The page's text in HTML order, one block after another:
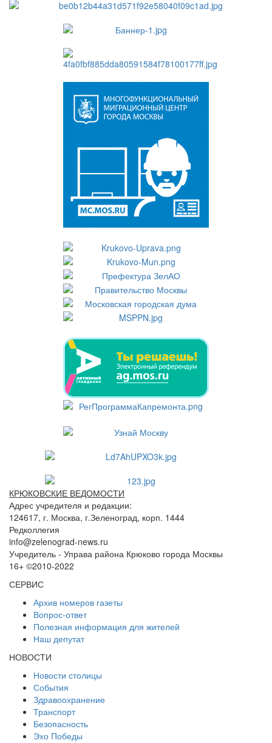
КРЮКОВСКИЕ ВЕДОМОСТИ
Адрес учредителя и редакции:
124617, г. Москва, г.Зеленоград, корп. 1444
Редколлегия
info@zelenograd-news.ru
Учредитель - Управа района Крюково города Москвы
16+ ©2010-2022
СЕРВИС
Архив номеров газеты
Вопрос-ответ
Полезная информация для жителей
Наш депутат
НОВОСТИ
Новости столицы
События
Здравоохранение
Транспорт
Безопасность
Эхо Победы